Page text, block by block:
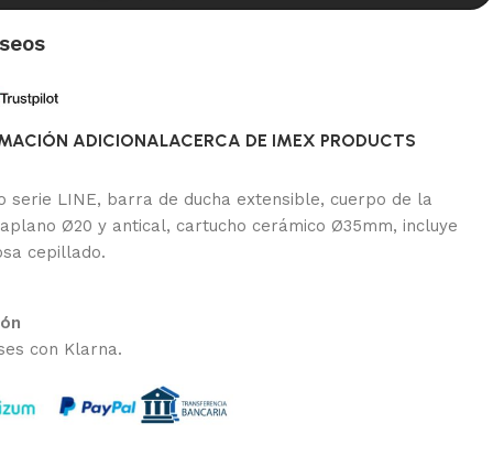
ADICIONALACERCA DE IMEX PRODUCTS
serie LINE, barra de ducha extensible, cuerpo de la
Ø20 y antical, cartucho cerámico Ø35mm, incluye
cepillado.
con Klarna.